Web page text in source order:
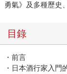
勇氣》及多種歷史
目錄
・前言
・日本酒行家入門